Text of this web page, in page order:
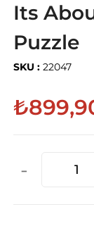
Its
Puzzle
SKU : 22047
-